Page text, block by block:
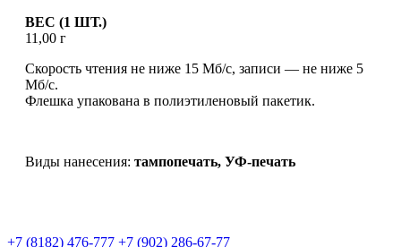
ВЕС (1 ШТ.)
11,00 г
Скорость чтения не ниже 15 Мб/с, записи — не ниже 5
Мб/с.
Флешка упакована в полиэтиленовый пакетик.
Виды нанесения: тампопечать, УФ-печать
+7 (8182) 476-777 +7 (902) 286-67-77